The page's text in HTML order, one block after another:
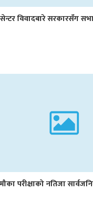
विवादबारे सरकारसँग
परीक्षाको नतिजा